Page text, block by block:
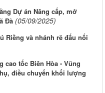
Dự án Nâng cấp, mở
Đà (05/09/2025)
Riềng và nhánh rẽ đấu nối
cao tốc Biên Hòa - Vũng
điều chuyển khối lượng